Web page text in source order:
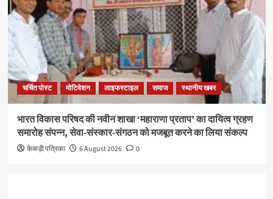
चर्चित पोस्ट मोटिवेशन लाइफस्टाइल समाज स्थानीय खबर
भारत विकास परिषद की नवीन शाखा ‘महाराणा प्रताप’ का दायित्व ग्रहण
समारोह संपन्न, सेवा-संस्कार-संगठन को मजबूत करने का लिया संकल्प
केकड़ी पत्रिका 6 August 2026 0